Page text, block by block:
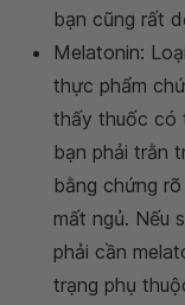
bạn cũng rất
Melatonin:
thực phẩm
thấy thuốc có
bạn phải trằn
bằng chứng
mất ngủ. Nếu
phải cần
trạng phụ